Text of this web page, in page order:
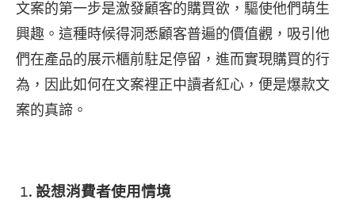
文案的第一步是激發顧客的購買欲，驅使他們萌生
興趣。這種時候得洞悉顧客普遍的價值觀，吸引他
們在產品的展示櫃前駐足停留，進而實現購買的行
為，因此如何在文案裡正中讀者紅心，便是爆款文
案的真諦。
設想消費者使用情境